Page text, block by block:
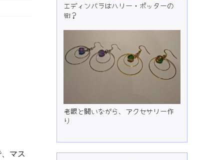
マス
エディンバラはハリー・ポッターの
街？
老眼と闘いながら、アクセサリー作
り